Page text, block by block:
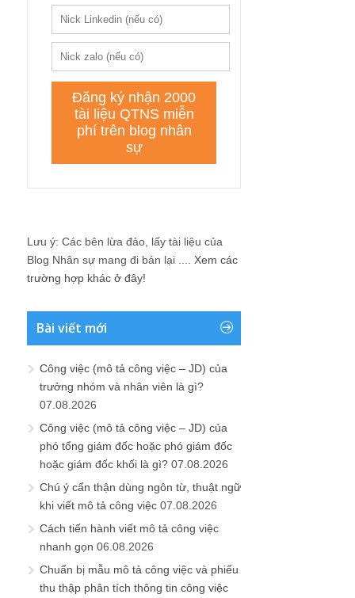
Lưu ý: Các bên lừa đảo, lấy tài liệu của
Blog Nhân sự mang đi bán lại .... Xem các
trường hợp khác ở đây!
Bài viết mới
Công việc (mô tả công việc – JD) của
trưởng nhóm và nhân viên là gì?
07.08.2026
Công việc (mô tả công việc – JD) của
phó tổng giám đốc hoặc phó giám đốc
hoặc giám đốc khối là gì? 07.08.2026
Chú ý cẩn thận dùng ngôn từ, thuật ngữ
khi viết mô tả công việc 07.08.2026
Cách tiến hành viết mô tả công việc
nhanh gọn 06.08.2026
Chuẩn bị mẫu mô tả công việc và phiếu
thu thập phân tích thông tin công việc